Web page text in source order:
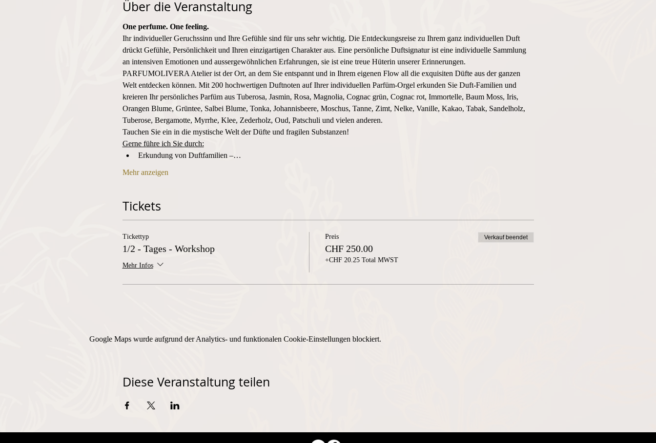
Über die Veranstaltung
One perfume. One feeling.
Ihr individueller Geruchssinn und Ihre Gefühle sind für uns sehr wichtig. Die Entdeckungsreise zu Ihrem ganz individuellen Duft
drückt Gefühle, Persönlichkeit und Ihren einzigartigen Charakter aus. Eine persönliche Duftsignatur ist eine individuelle Sammlung
an intensiven Emotionen und aussergewöhnlichen Erfahrungen, sie ist eine treue Hüterin unserer Erinnerungen.
PARFUMOLIVERA Atelier ist der Ort, an dem Sie entspannt und in Ihrem eigenen Flow all die exquisiten Düfte aus der ganzen
Welt entdecken können. Mit 200 hochwertigen Duftnoten auf Ihrer individuellen Parfüm-Orgel erkunden Sie Duft-Familien und
kreieren Ihr persönliches Parfüm aus Tuberosa, Jasmin, Rosa, Magnolia, Cognac grün, Cognac rot, Immortelle, Baum Moss, Iris,
Orangen Blume, Grüntee, Salbei Blume, Tonka, Johannisbeere, Moschus, Tanne, Zimt, Nelke, Vanille, Kakao, Tabak, Sandelholz,
Tuberose, Bergamotte, Myrrhe, Klee, Zederholz, Oud, Patschuli und vielen anderen.
Tauchen Sie ein in die mystische Welt der Düfte und fragilen Substanzen!
Gerne führe ich Sie durch:
Erkundung von Duftfamilien –…
Mehr anzeigen
Tickets
Tickettyp
1/2 - Tages - Workshop
Mehr Infos
Preis
CHF 250.00
+CHF 20.25 Total MWST
Verkauf beendet
Google Maps wurde aufgrund der Analytics- und funktionalen Cookie-Einstellungen blockiert.
Diese Veranstaltung teilen